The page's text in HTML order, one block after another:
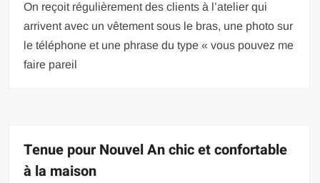
On reçoit régulièrement des clients à l’atelier qui
arrivent avec un vêtement sous le bras, une photo sur
le téléphone et une phrase du type « vous pouvez me
faire pareil
Tenue pour Nouvel An chic et confortable
à la maison